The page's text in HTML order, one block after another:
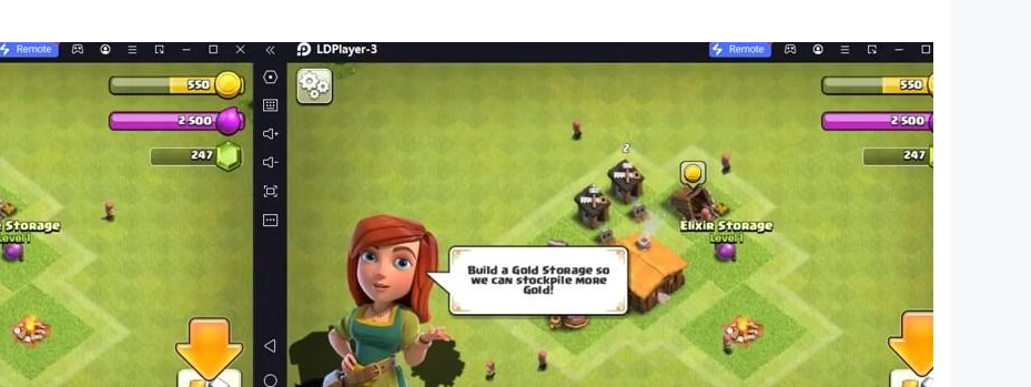
因此，請在Google Play商店中為您的Android智能手機和平板電腦快速下載這款有趣的2020年遊戲。